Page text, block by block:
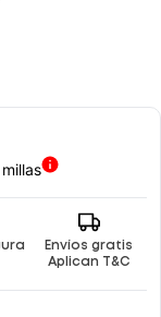
Envíos gratis
Aplican T&C